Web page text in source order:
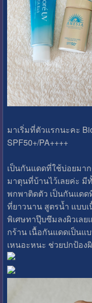
มาเริ่มที่ตัวแรกนะคะ
SPF50+/PA++++
เป็นกันแดดที่ใช้บ่อยมา
มาตุนที่บ้านไว้เลยค่ะ
พกพาติดตัว ​เป็นกันแดด
ที่ยาวนาน สูตรน้ำ แบบเ
พิเศษทาปุ๊บซึมลงผิวเล
กร้าน เนื้อกันแดดเป็นแ
เหนอะหนะ ช่วยปกป้อง